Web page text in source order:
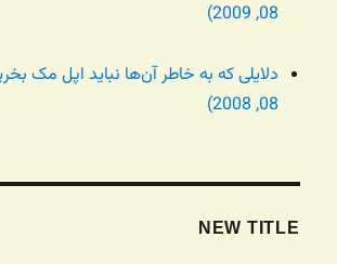
08, 2009)
دلایلی که به خاطر آن‌ها نباید اپل مک
08, 2008)
NEW TITLE